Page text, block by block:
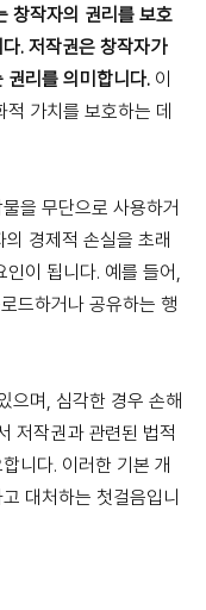
창작자의 권리를 보호
. 저작권은 창작자가
권리를 의미합니다. 이
가치를 보호하는 데
을 무단으로 사용하거
경제적 손실을 초래
이 됩니다. 예를 들어,
드하거나 공유하는 행
으며, 심각한 경우 손해
저작권과 관련된 법적
니다. 이러한 기본 개
대처하는 첫걸음입니